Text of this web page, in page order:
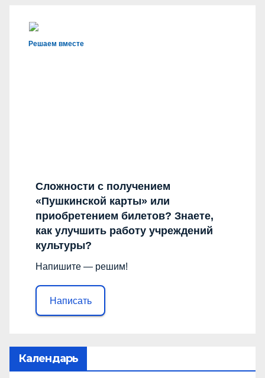
Решаем вместе
Сложности с получением
«Пушкинской карты» или
приобретением билетов? Знаете,
как улучшить работу учреждений
культуры?
Напишите — решим!
Написать
Календарь